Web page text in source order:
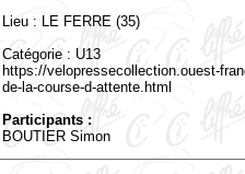
Lieu : LE FERRE (35)
Catégorie : U13
https://velopressecollection.ouest-
de-la-course-d-attente.html
Participants :
BOUTIER Simon